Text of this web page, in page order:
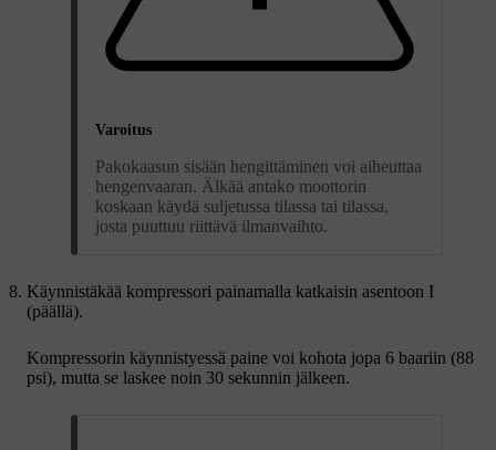
Varoitus
Pakokaasun sisään hengittäminen voi aiheuttaa
hengenvaaran. Älkää antako moottorin
koskaan käydä suljetussa tilassa tai tilassa,
josta puuttuu riittävä ilmanvaihto.
Käynnistäkää kompressori painamalla katkaisin asentoon I
(päällä).
Kompressorin käynnistyessä paine voi kohota jopa 6 baariin (88
psi), mutta se laskee noin 30 sekunnin jälkeen.